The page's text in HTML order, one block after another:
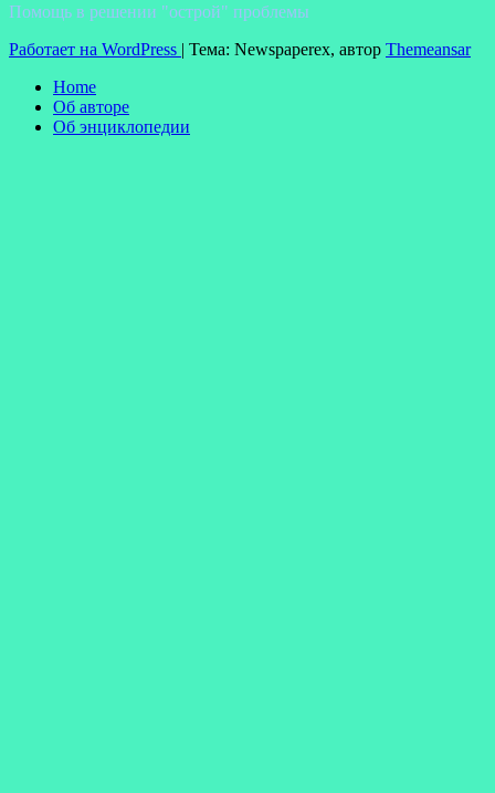
Помощь в решении "острой" проблемы
Работает на WordPress | Тема: Newspaperex, автор Themeansar
Home
Об авторе
Об энциклопедии